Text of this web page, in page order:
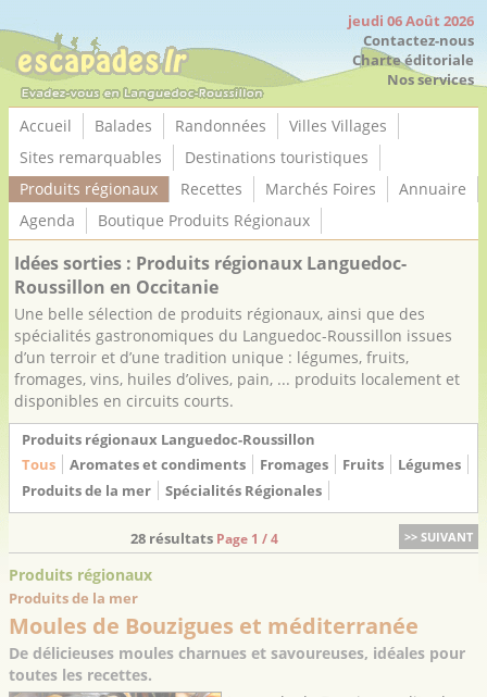
jeudi 06 Août 2026
Contactez-nous
Charte éditoriale
Nos services
Accueil Balades Randonnées
Villes Villages
Sites remarquables
Destinations touristiques
Produits régionaux
Recettes Marchés Foires
Annuaire
Agenda
Boutique Produits Régionaux
Idées sorties : Produits régionaux Languedoc-
Roussillon en Occitanie
Une belle sélection de produits régionaux, ainsi que des
spécialités gastronomiques du Languedoc-Roussillon issues
d’un terroir et d’une tradition unique : légumes, fruits,
fromages, vins, huiles d’olives, pain, ... produits localement et
disponibles en circuits courts.
Produits régionaux Languedoc-Roussillon
Tous
Aromates et condiments Fromages Fruits
Légumes
Produits de la mer
Spécialités Régionales
>> SUIVANT
28 résultats Page 1 / 4
Produits régionaux
Produits de la mer
Moules de Bouzigues et méditerranée
De délicieuses moules charnues et savoureuses, idéales pour
toutes les recettes.